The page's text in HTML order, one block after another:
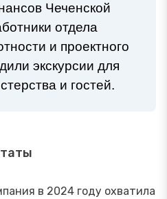
Чеченской
отдела
и проектного
экскурсии для
и гостей.
в 2024 году охватила